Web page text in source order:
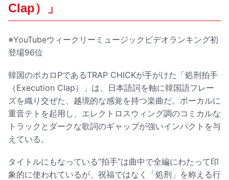
Clap）」
※YouTubeウィークリーミュージックビデオランキング初
登場96位
韓国のボカロPであるTRAP CHICKが手がけた「処刑拍手
（Execution Clap）」は、日本語詞を軸に韓国語フレー
ズを織り交ぜた、越境的な感覚を持つ楽曲だ。ボーカルに
重音テトを起用し、エレクトロスウィング調のコミカルな
トラックとダークな歌詞のギャップが強いインパクトを与
えている。
タイトルにもなっている“拍手”は曲中で全編にわたって印
象的に使われているが、祝福ではなく「処刑」を称える行